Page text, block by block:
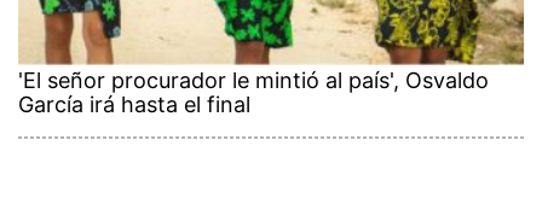
'El señor procurador le mintió al país', Osvaldo
García irá hasta el final